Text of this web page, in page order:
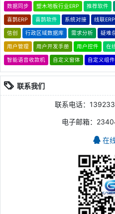
数据同步 塑木地板行业ERP 推荐软件
喜鹊ERP 喜鹊软件 系统对接 线联ERP
信创 行政区域数据库 需求分析 疑难
用户管理 用户开发手册 用户控件 在
智能语音收款机 自定义窗体 自定义组件
联系我们
联系电话：
电子邮箱：
在